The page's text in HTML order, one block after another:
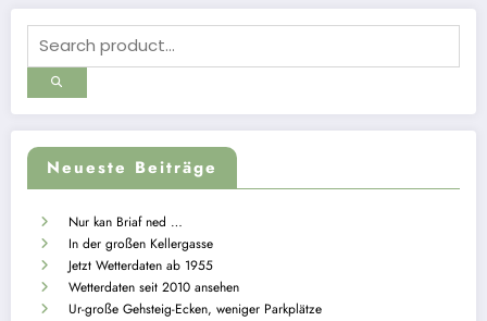
Neueste Beiträge
Nur kan Briaf ned …
In der großen Kellergasse
Jetzt Wetterdaten ab 1955
Wetterdaten seit 2010 ansehen
Ur-große Gehsteig-Ecken, weniger Parkplätze